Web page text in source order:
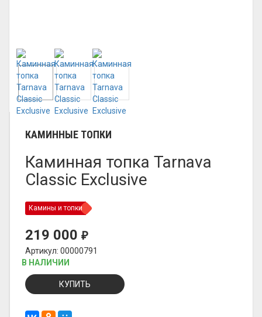
КАМИННЫЕ ТОПКИ
Каминная топка Tarnava
Classic Exclusive
Камины и топки
219 000 ₽
Артикул: 00000791
В НАЛИЧИИ
КУПИТЬ